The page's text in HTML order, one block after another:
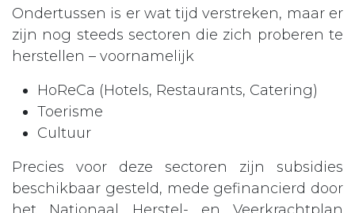
Ondertussen is er wat tijd verstreken, maar er
zijn nog steeds sectoren die zich proberen te
herstellen – voornamelijk
HoReCa (Hotels, Restaurants, Catering)
Toerisme
Cultuur
Precies voor deze sectoren zijn subsidies
beschikbaar gesteld, mede gefinancierd door